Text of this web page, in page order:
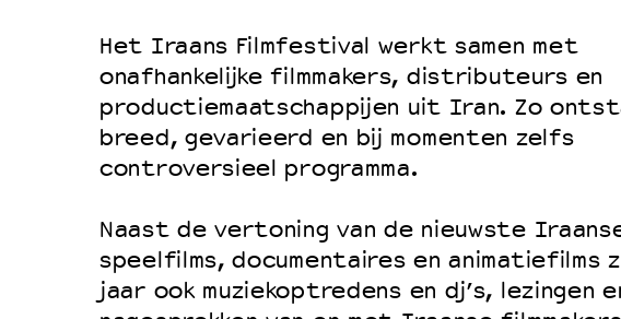
Filmprogramma’s VO/MBO
Speciale educatieprogramma’s
OVER LANTARENVENSTER
Wat we doen
Werken bij
Wie is wie
Het Iraans Filmfestival werkt samen met
onafhankelijke filmmakers, distributeurs en
productiemaatschappijen uit Iran. Zo
breed, gevarieerd en bij momenten zelfs
controversieel programma.
Naast de vertoning van de nieuwste
speelfilms, documentaires en animatiefilms
jaar ook muziekoptredens en dj’s, lezingen